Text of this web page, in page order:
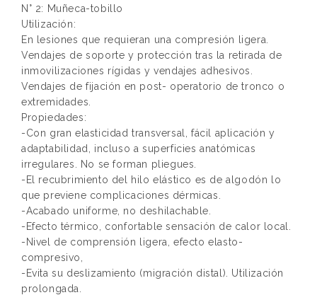
N° 2: Muñeca-tobillo
Utilización:
En lesiones que requieran una compresión ligera.
Vendajes de soporte y protección tras la retirada de
inmovilizaciones rígidas y vendajes adhesivos.
Vendajes de fijación en post- operatorio de tronco o
extremidades.
Propiedades:
-Con gran elasticidad transversal, fácil aplicación y
adaptabilidad, incluso a superficies anatómicas
irregulares. No se forman pliegues.
-El recubrimiento del hilo elástico es de algodón lo
que previene complicaciones dérmicas.
-Acabado uniforme, no deshilachable.
-Efecto térmico, confortable sensación de calor local.
-Nivel de comprensión ligera, efecto elasto-
compresivo,
-Evita su deslizamiento (migración distal). Utilización
prolongada.